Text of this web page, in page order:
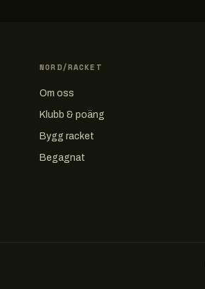
NORD/RACKET
Om oss
Klubb & poäng
Bygg racket
Begagnat